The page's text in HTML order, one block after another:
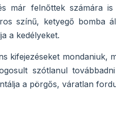
már felnőttek számára
színű, ketyegő bomba
a kedélyeket.
kifejezéseket mondaniuk,
szótlanul
a pörgős, váratlan